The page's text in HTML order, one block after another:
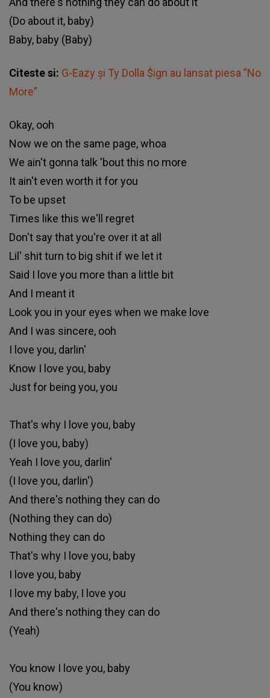
(Do about it, baby)
Baby, baby (Baby)
Citeste si: G-Eazy și Ty Dolla $ign au lansat piesa ”No
More”
Okay, ooh
Now we on the same page, whoa
We ain't gonna talk 'bout this no more
It ain't even worth it for you
To be upset
Times like this we'll regret
Don't say that you're over it at all
Lil' shit turn to big shit if we let it
Said I love you more than a little bit
And I meant it
Look you in your eyes when we make love
And I was sincere, ooh
I love you, darlin'
Know I love you, baby
Just for being you, you
That's why I love you, baby
(I love you, baby)
Yeah I love you, darlin'
(I love you, darlin')
And there's nothing they can do
(Nothing they can do)
Nothing they can do
That's why I love you, baby
I love you, baby
I love my baby, I love you
And there's nothing they can do
(Yeah)
You know I love you, baby
(You know)